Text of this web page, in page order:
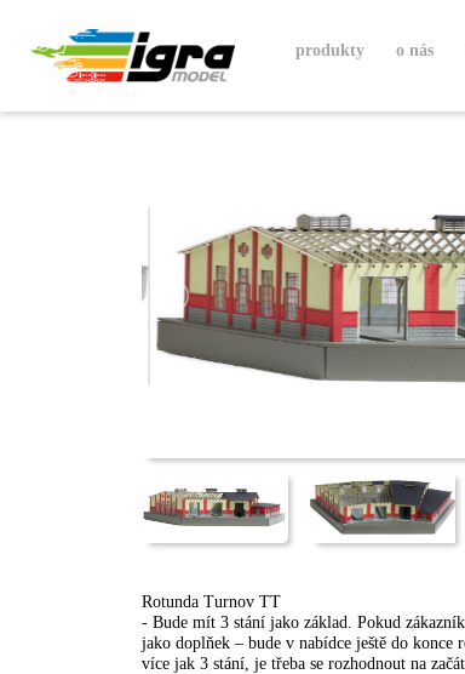
produkty o nás
Rotunda Turnov TT
- Bude mít 3 stání jako základ. Pokud
jako doplňek – bude v nabídce ještě do
více jak 3 stání, je třeba se rozhodnout na